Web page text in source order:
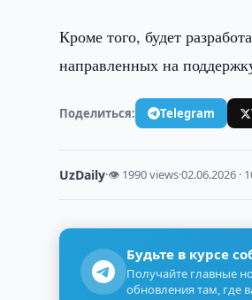
Кроме того, будет
направленных на
Поделиться: Telegram
UzDaily·👁 1990 views·02.06.2026 ·
Будьте в курсе
Получайте главные
обновления там, где